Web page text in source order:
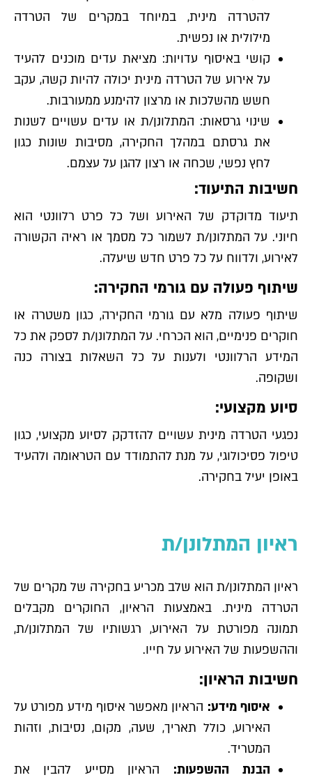
להטרדה מינית, במיוחד במקרים של הטרדה
מילולית או נפשית.
קושי באיסוף עדויות: מציאת עדים מוכנים להעיד
על אירוע של הטרדה מינית יכולה להיות קשה, עקב
חשש מהשלכות או מרצון להימנע ממעורבות.
שינוי גרסאות: המתלונן/ת או עדים עשויים לשנות
את גרסתם במהלך החקירה, מסיבות שונות כגון
לחץ נפשי, שכחה או רצון להגן על עצמם.
חשיבות התיעוד:
תיעוד מדוקדק של האירוע ושל כל פרט רלוונטי הוא
חיוני. על המתלונן/ת לשמור כל מסמך או ראיה הקשורה
לאירוע, ולדווח על כל פרט חדש שיעלה.
שיתוף פעולה עם גורמי החקירה:
שיתוף פעולה מלא עם גורמי החקירה, כגון משטרה או
חוקרים פנימיים, הוא הכרחי. על המתלונן/ת לספק את כל
המידע הרלוונטי ולענות על כל השאלות בצורה כנה
ושקופה.
סיוע מקצועי:
נפגעי הטרדה מינית עשויים להזדקק לסיוע מקצועי, כגון
טיפול פסיכולוגי, על מנת להתמודד עם הטראומה ולהעיד
באופן יעיל בחקירה.
ראיון המתלונן/ת
ראיון המתלונן/ת הוא שלב מכריע בחקירה של מקרים של
הטרדה מינית. באמצעות הראיון, החוקרים מקבלים
תמונה מפורטת על האירוע, רגשותיו של המתלונן/ת,
וההשפעות של האירוע על חייו.
חשיבות הראיון:
איסוף מידע: הראיון מאפשר איסוף מידע מפורט על
האירוע, כולל תאריך, שעה, מקום, נסיבות, וזהות
המטריד.
הבנת ההשפעות: הראיון מסייע להבין את